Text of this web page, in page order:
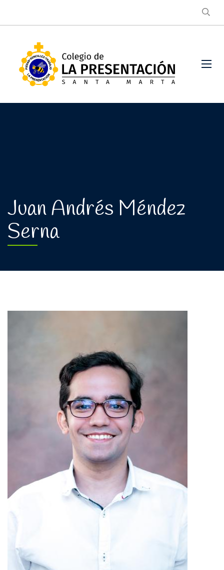
Juan Andrés Méndez
Serna